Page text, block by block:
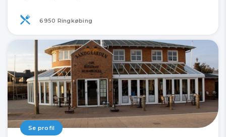
6950 Ringkøbing
Se profil